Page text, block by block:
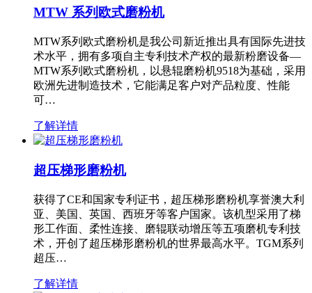
MTW 系列欧式磨粉机
MTW系列欧式磨粉机是我公司新近推出具有国际先进技
术水平，拥有多项自主专利技术产权的最新粉磨设备—
MTW系列欧式磨粉机，以悬辊磨粉机9518为基础，采用
欧洲先进制造技术，它能满足客户对产品粒度、性能
可…
了解详情
超压梯形磨粉机
获得了CE和国家专利证书，超压梯形磨粉机享誉澳大利
亚、美国、英国、西班牙等客户国家。该机型采用了梯
形工作面、柔性连接、磨辊联动增压等五项磨机专利技
术，开创了超压梯形磨粉机的世界最高水平。TGM系列
超压…
了解详情